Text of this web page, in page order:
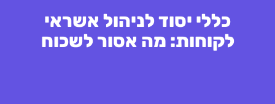
כללי יסוד לניהול אשראי
לקוחות: מה אסור לשכוח